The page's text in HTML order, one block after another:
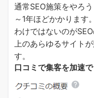
通常SEO施策をやろ
～1年ほどかかります
わけではないのが
上のあらゆるサイト
す。
口コミで集客を加速